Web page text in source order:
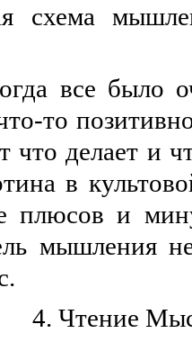
схема
все было
то
что делает и
в
плюсов и
мышления
4. Чтение